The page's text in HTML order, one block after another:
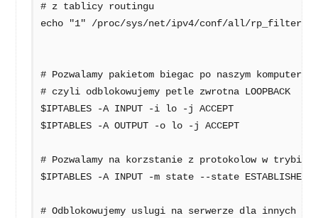
# z tablicy routingu
echo "1" /proc/sys/net/ipv4/conf/all/rp_filter
# Pozwalamy pakietom biegac po naszym komputerze
# czyli odblokowujemy petle zwrotna LOOPBACK
$IPTABLES -A INPUT -i lo -j ACCEPT
$IPTABLES -A OUTPUT -o lo -j ACCEPT
# Pozwalamy na korzstanie z protokolow w trybie
$IPTABLES -A INPUT -m state --state ESTABLISHED,
# Odblokowujemy uslugi na serwerze dla innych